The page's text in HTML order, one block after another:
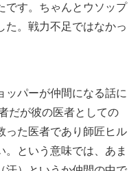
です。ちゃんとウソップ
た。戦力不足ではなかっ
ッパーが仲間になる話に
だが彼の医者としての
った医者であり師匠ヒル
。という意味では、あま